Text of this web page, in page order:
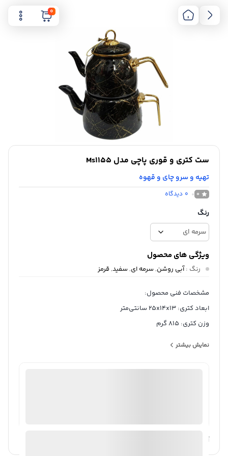
0
ست کتری و قوری پاچی مدل Ms1155
تهیه و سرو چای و قهوه
0
0 دیدگاه
رنگ
ویژگی های محصول
رنگ :آبی روشن, سرمه ای, سفید, قرمز
مشخصات فنی محصول:
ابعاد کتری: 25x14x13 سانتی‌متر
وزن کتری: 815 گرم
جنس دسته کتری: عایق
نمایش بیشتر
آیا قیمت مناسب تری سراغ دارید؟